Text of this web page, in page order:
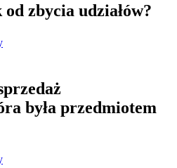
zbycia udziałów?
była przedmiotem